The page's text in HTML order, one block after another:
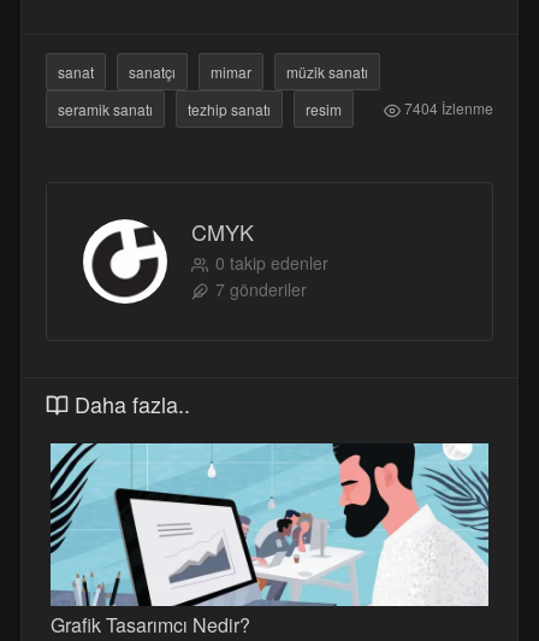
sanat sanatçı mimar
müzik sanatı
seramik sanatı
tezhip sanatı resim 7404 İzlenme
CMYK
0 takip edenler
7 gönderiler
Daha fazla..
Grafik Tasarımcı Nedir?